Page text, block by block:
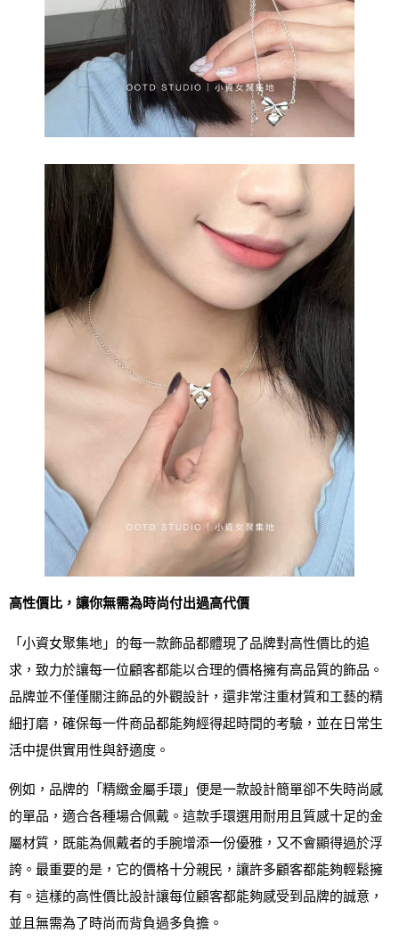
高性價比，讓你無需為時尚付出過高代價
「小資女聚集地」的每一款飾品都體現了品牌對高性價比的追
求，致力於讓每一位顧客都能以合理的價格擁有高品質的飾品。
品牌並不僅僅關注飾品的外觀設計，還非常注重材質和工藝的精
細打磨，確保每一件商品都能夠經得起時間的考驗，並在日常生
活中提供實用性與舒適度。
例如，品牌的「精緻金屬手環」便是一款設計簡單卻不失時尚感
的單品，適合各種場合佩戴。這款手環選用耐用且質感十足的金
屬材質，既能為佩戴者的手腕增添一份優雅，又不會顯得過於浮
誇。最重要的是，它的價格十分親民，讓許多顧客都能夠輕鬆擁
有。這樣的高性價比設計讓每位顧客都能夠感受到品牌的誠意，
並且無需為了時尚而背負過多負擔。